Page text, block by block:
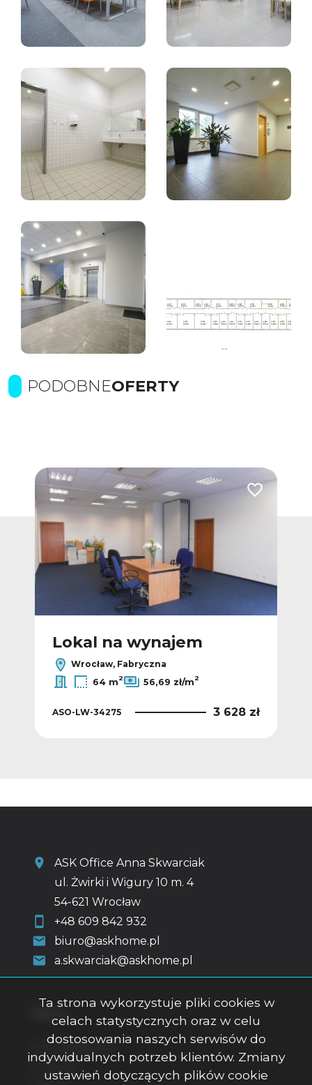
PODOBNEOFERTY
Dodaj do ulubionych Dodaj do
Lokal na wynajem
Wrocław, Fabryczna
64 m2 56,69 zł/m2
ASO-LW-34275 3 628 zł
ASK Office Anna Skwarciak
ul. Żwirki i Wigury 10 m. 4
54-621 Wrocław
+48 609 842 932
biuro@askhome.pl
a.skwarciak@askhome.pl
Strona główna
O firmie
Ta strona wykorzystuje pliki cookies w
celach statystycznych oraz w celu
dostosowania naszych serwisów do
indywidualnych potrzeb klientów. Zmiany
ustawień dotyczących plików cookie